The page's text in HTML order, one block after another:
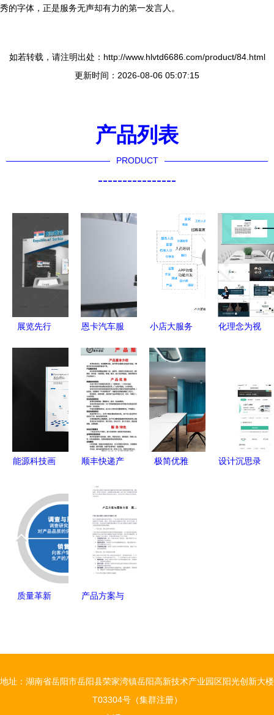
秀的字体，正是服务无声却有力的第一发言人。
如若转载，请注明出处：http://www.hlvtd6686.com/product/84.html
更新时间：2026-08-06 05:07:15
产品列表
PRODUCT
----------------
展览先行
构一站式设
计服务走进
您的每一步
恩卡汽车服
计全案 精
准定位，重
塑汽车后市
场品牌形象
小店大服务
谈服务设计
的柔韧生态
化理念为视
全链路创意
赋能
能源科技画
造企业绿色
影响力，以
视觉重塑能
源未来
顺丰快递产
新设计与优
化策略
极简优雅
设计沉思录
质量革新
产品方案与
地址：湖南省岳阳市岳阳县荣家湾镇岳阳高新技术产业园区阳光创新大楼
T03304号（集群注册）